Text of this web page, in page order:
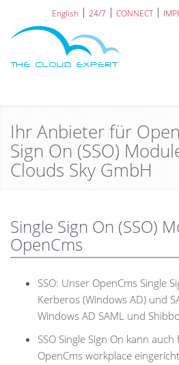
English 24/7 CONNECT
Ihr Anbieter für
Sign On (SSO)
Clouds Sky GmbH
Single Sign On (SSO)
OpenCms
SSO: Unser OpenCms Single
Kerberos (Windows AD) und
Windows AD SAML und
SSO Single Sign On kann
OpenCms workplace